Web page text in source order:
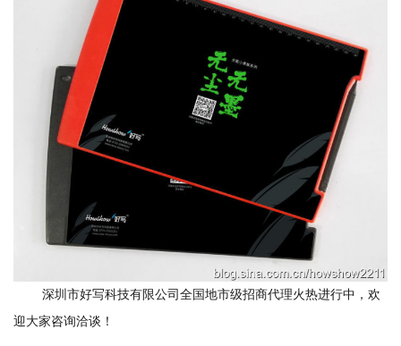
深圳市好写科技有限公司全国地市级招商代理火热进行中，欢
迎大家咨询洽谈！